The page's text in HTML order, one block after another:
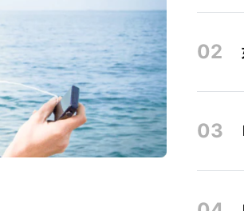
02
03